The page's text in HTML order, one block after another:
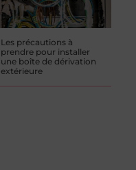
Les précautions à
prendre pour installer
une boîte de dérivation
extérieure